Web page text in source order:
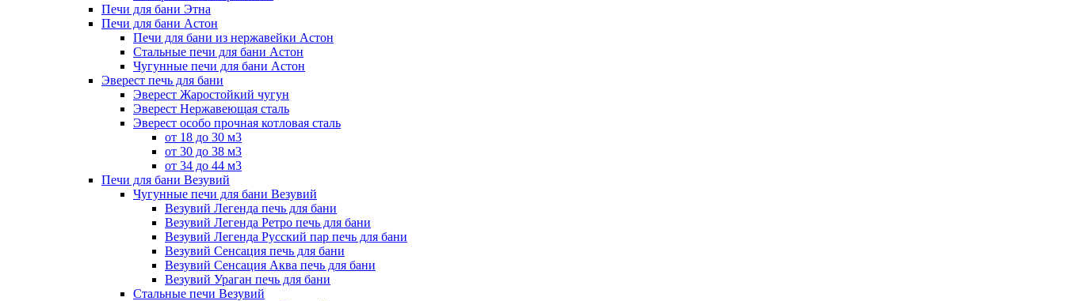
Печи для бани Этна
Печи для бани Астон
Печи для бани из нержавейки Астон
Стальные печи для бани Астон
Чугунные печи для бани Астон
Эверест печь для бани
Эверест Жаростойкий чугун
Эверест Нержавеющая сталь
Эверест особо прочная котловая сталь
от 18 до 30 м3
от 30 до 38 м3
от 34 до 44 м3
Печи для бани Везувий
Чугунные печи для бани Везувий
Везувий Легенда печь для бани
Везувий Легенда Ретро печь для бани
Везувий Легенда Русский пар печь для бани
Везувий Сенсация печь для бани
Везувий Сенсация Аква печь для бани
Везувий Ураган печь для бани
Стальные печи Везувий